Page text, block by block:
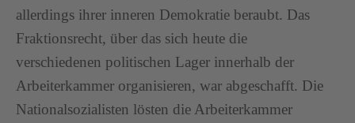
allerdings ihrer inneren Demokratie beraubt. Das
Fraktionsrecht, über das sich heute die
verschiedenen politischen Lager innerhalb der
Arbeiterkammer organisieren, war abgeschafft. Die
Nationalsozialisten lösten die Arbeiterkammer